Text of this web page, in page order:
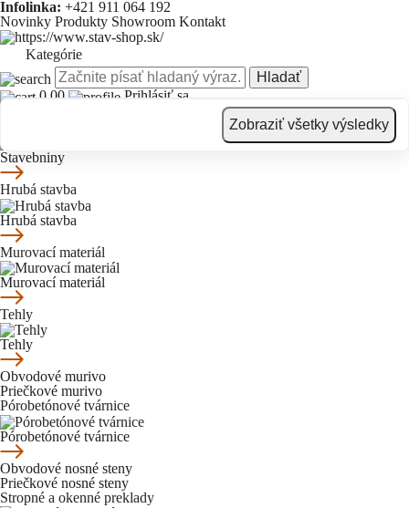
Infolinka: +421 911 064 192
Novinky Produkty Showroom Kontakt
Kategórie
Hladať
Zobraziť všetky výsledky
0.00
Prihlásiť sa
Kontakt
Stavebniny
Hrubá stavba
Hrubá stavba
Murovací materiál
Murovací materiál
Tehly
Tehly
Obvodové murivo
Priečkové murivo
Pórobetónové tvárnice
Pórobetónové tvárnice
Obvodové nosné steny
Priečkové nosné steny
Stropné a okenné preklady